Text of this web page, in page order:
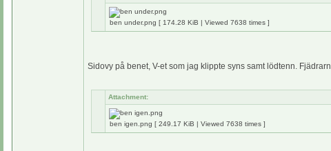
ben under.png [ 174.28 KiB | Viewed 7638 times ]
Sidovy på benet, V-et som jag klippte syns samt lödtenn.
Attachment:
ben igen.png [ 249.17 KiB | Viewed 7638 times ]